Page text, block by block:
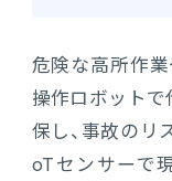
危険な高所作
操作ロボットで
保し、事故のリ
oTセンサーで